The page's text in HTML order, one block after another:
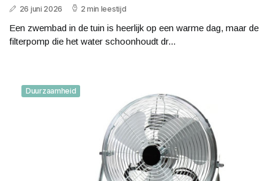
26 juni 2026 2 min leestijd
Een zwembad in de tuin is heerlijk op een warme dag, maar de
filterpomp die het water schoonhoudt dr...
Duurzaamheid